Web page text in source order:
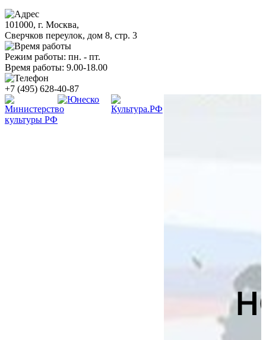
101000, г. Москва,
Сверчков переулок, дом 8, стр. 3
Режим работы: пн. - пт.
Время работы: 9.00-18.00
+7 (495) 628-40-87